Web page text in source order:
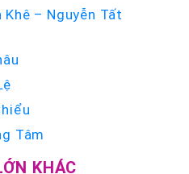
Khê – Nguyễn Tất
Tâm
KHÁC